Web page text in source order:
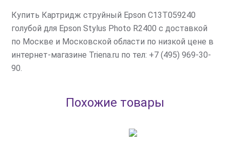
Купить Картридж струйный Epson C13T059240
голубой для Epson Stylus Photo R2400 с доставкой
по Москве и Московской области по низкой цене в
интернет-магазине Triena.ru по тел: +7 (495) 969-30-
90.
Похожие товары